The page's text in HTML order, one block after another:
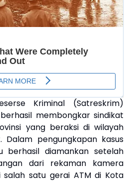
Kriminal (Satreskrim)
membongkar sindikat
yang beraksi di wilayah
Dalam pengungkapan kasus
berhasil diamankan setelah
dari rekaman kamera
salah satu gerai ATM di Kota